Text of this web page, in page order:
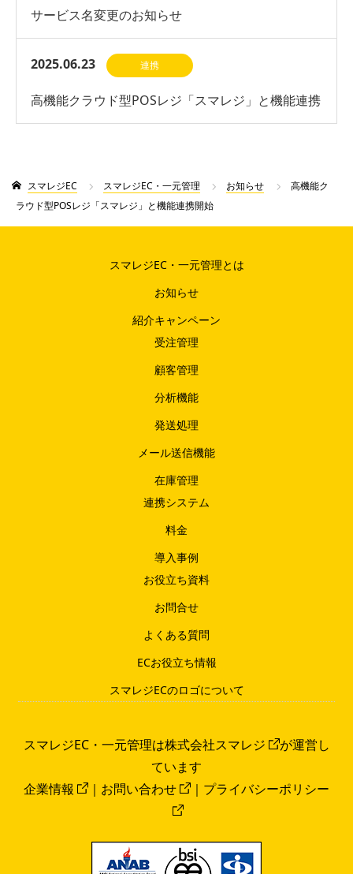
サービス名変更のお知らせ
2025.06.23 連携
高機能クラウド型POSレジ「スマレジ」と機能連携
スマレジEC スマレジEC・一元管理 お知らせ
高機能ク
ラウド型POSレジ「スマレジ」と機能連携開始
スマレジEC・一元管理とは
お知らせ
紹介キャンペーン
受注管理
顧客管理
分析機能
発送処理
メール送信機能
在庫管理
連携システム
料金
導入事例
お役立ち資料
お問合せ
よくある質問
ECお役立ち情報
スマレジECのロゴについて
スマレジEC・一元管理は株式会社スマレジ
が運営し
ています
企業情報
｜ お問い合わせ ｜ プライバシーポリシー